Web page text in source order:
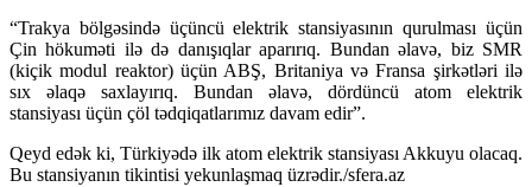
“Trakya bölgəsində üçüncü elektrik stansiyasının qurulması üçün
Çin hökuməti ilə də danışıqlar aparırıq. Bundan əlavə, biz SMR
(kiçik modul reaktor) üçün ABŞ, Britaniya və Fransa şirkətləri ilə
sıx əlaqə saxlayırıq. Bundan əlavə, dördüncü atom elektrik
stansiyası üçün çöl tədqiqatlarımız davam edir”.
Qeyd edək ki, Türkiyədə ilk atom elektrik stansiyası Akkuyu olacaq.
Bu stansiyanın tikintisi yekunlaşmaq üzrədir./sfera.az